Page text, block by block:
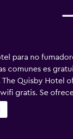
para no
comunes es
The Quisby Hotel
gratis. Se